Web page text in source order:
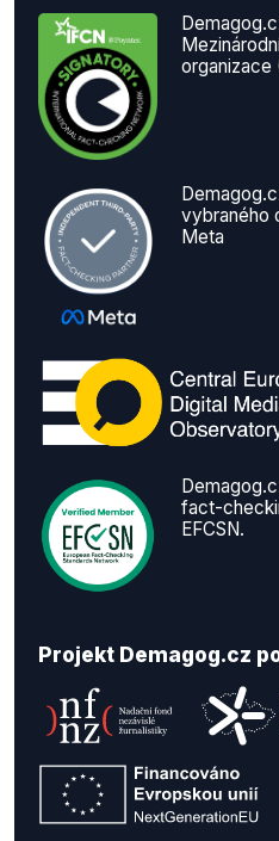
organizace
vybraného
Meta
fact-
EFCSN.
Projekt Demagog.cz